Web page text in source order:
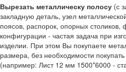
Вырезать металлическу полосу (с
закладную деталь, узел
поясов, распорок, опорных
конфигурации - частая задача при
изделии. При этом Вы покупаете
размера, без необходимости
(например: Лист 12 мм 1500*6000 -